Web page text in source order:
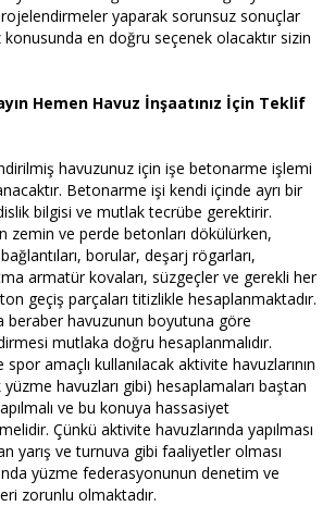
yaparak sorunsuz sonuçlar
konusunda en doğru seçenek olacaktır sizin
Hemen Havuz İnşaatınız İçin Teklif
havuzunuz için işe betonarme işlemi
Betonarme işi kendi içinde ayrı bir
bilgisi ve mutlak tecrübe gerektirir.
zemin ve perde betonları dökülürken,
borular, deşarj rögarları,
armatür kovaları, süzgeçler ve gerekli her
geçiş parçaları titizlikle hesaplanmaktadır.
beraber havuzunun boyutuna göre
mutlaka doğru hesaplanmalıdır.
spor amaçlı kullanılacak aktivite havuzlarının
havuzları gibi) hesaplamaları baştan
ve bu konuya hassasiyet
Çünkü aktivite havuzlarında yapılması
yarış ve turnuva gibi faaliyetler olması
yüzme federasyonunun denetim ve
zorunlu olmaktadır.